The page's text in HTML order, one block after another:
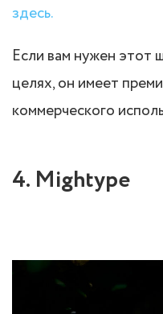
здесь.
Если вам нужен этот
целях, он имеет
коммерческого
4. Mightype